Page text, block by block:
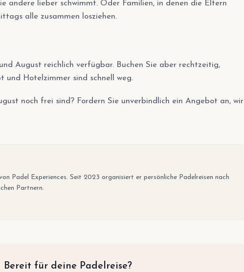
andere lieber schwimmt. Oder Familien, in denen die Eltern
alle zusammen losziehen.
August reichlich verfügbar. Buchen Sie aber rechtzeitig,
und Hotelzimmer sind schnell weg.
noch frei sind? Fordern Sie unverbindlich ein Angebot an, wir
Padel Experiences. Seit 2023 organisiert er persönliche Padelreisen nach
Partnern.
Bereit für deine Padelreise?